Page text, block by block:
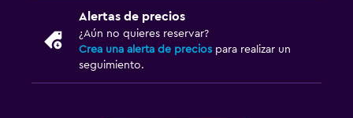
Alertas de precios
¿Aún no quieres reservar?
Crea una alerta de precios para realizar un
seguimiento.